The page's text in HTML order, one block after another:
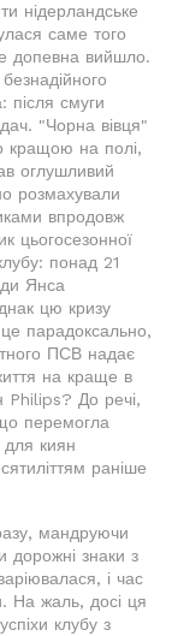
нідерландське
саме того
допевна вийшло.
після смуги
"Чорна вівця"
кращою на полі,
оглушливий
розмахували
впродовж
цьогосезонної
понад 21
Янса
цю кризу
парадоксально,
ПСВ надає
на краще в
Philips? До речі,
перемогла
киян
раніше
мандруючи
дорожні знаки з
і час
На жаль, досі ця
клубу з